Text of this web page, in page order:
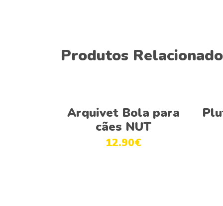
Produtos
Adicionar
Arquivet Bola para
cães NUT
12.90€